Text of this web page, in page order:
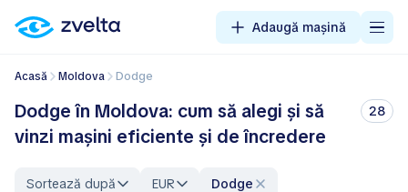
Adaugă mașină
Acasă Moldova Dodge
Dodge în Moldova: cum să alegi și să
vinzi mașini eficiente și de încredere
28
Sortează după EUR
Dodge